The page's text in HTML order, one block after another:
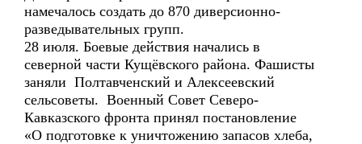
намечалось создать до 870 диверсионно-
разведывательных групп.
28 июля. Боевые действия начались в
северной части Кущёвского района. Фашисты
заняли Полтавченский и Алексеевский
сельсоветы. Военный Совет Северо-
Кавказского фронта принял постановление
«О подготовке к уничтожению запасов хлеба,